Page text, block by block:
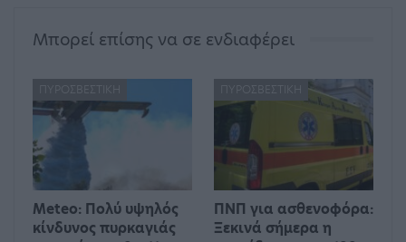
Μπορεί επίσης να σε ενδιαφέρει
ΠΥΡΟΣΒΕΣΤΙΚΉ
Meteo: Πολύ υψηλός
κίνδυνος πυρκαγιάς
ΠΥΡΟΣΒΕΣΤΙΚΉ
ΠΝΠ για ασθενοφόρα:
Ξεκινά σήμερα η